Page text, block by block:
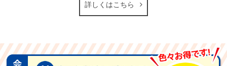
詳しくはこちら